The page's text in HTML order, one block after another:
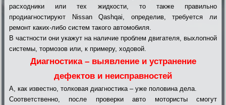
расходники или тех жидкости, то также правильно
продиагностируют Nissan Qashqai, определив, требуется ли
ремонт каких-либо систем такого автомобиля.
В частности они укажут на наличие проблем двигателя, выхлопной
системы, тормозов или, к примеру, ходовой.
Диагностика – выявление и устранение
дефектов и неисправностей
А, как известно, толковая диагностика – уже половина дела.
Соответственно, после проверки авто мотористы смогут